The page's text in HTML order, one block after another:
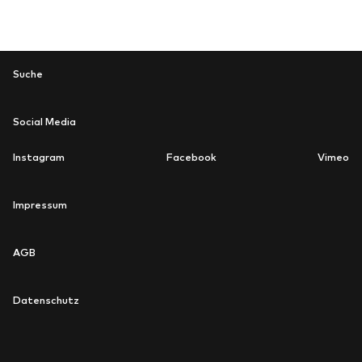
Suche
Suche
Social Media
Instagram Facebook Vimeo
newsletter
Impressum
AGB
Datenschutz